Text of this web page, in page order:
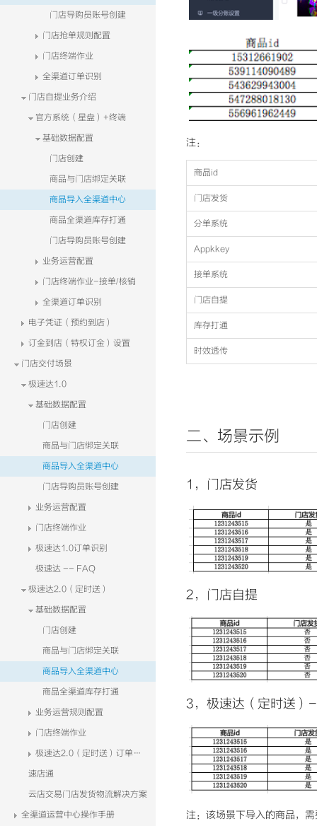
门店导购员账号创建
门店抢单规则配置
门店终端作业
全渠道订单识别
门店自提业务介绍
官方系统（星盘）+终端
基础数据配置
门店创建
商品与门店绑定关联
商品导入全渠道中心
商品全渠道库存打通
门店导购员账号创建
业务运营配置
门店终端作业-接单/核销
全渠道订单识别
电子凭证（预约到店）
订金到店（特权订金）设置
门店交付场景
极速达1.0
基础数据配置
门店创建
商品与门店绑定关联
商品导入全渠道中心
门店导购员账号创建
业务运营配置
门店终端作业
极速达1.0订单识别
极速达 -- FAQ
极速达2.0（定时送）
基础数据配置
门店创建
商品与门店绑定关联
商品导入全渠道中心
商品全渠道库存打通
业务运营规则配置
门店终端作业
极速达2.0（定时送）订单识别
速店通
云店交易门店发货物流解决方案
全渠道运营中心操作手册
注：
商品id
门店发货
分单系统
Appkkey
接单系统
门店自提
库存打通
时效透传
二、场景示例
1，门店发货
2，门店自提
3，极速达（定时送）
注：该场景下导入的商品，